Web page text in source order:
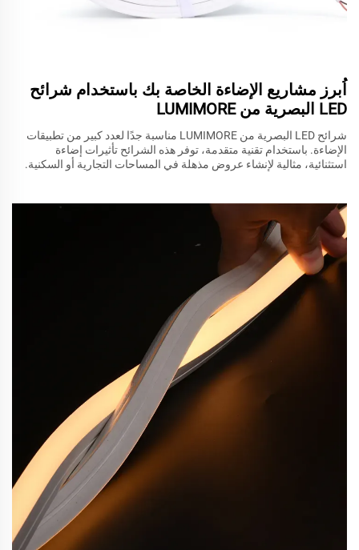
اُبرز مشاريع الإضاءة الخاصة بك باستخدام شرائح
LED البصرية من LUMIMORE
شرائح LED البصرية من LUMIMORE مناسبة جدًا لعدد كبير من تطبيقات
الإضاءة. باستخدام تقنية متقدمة، توفر هذه الشرائح تأثيرات إضاءة
استثنائية، مثالية لإنشاء عروض مذهلة في المساحات التجارية أو السكنية.